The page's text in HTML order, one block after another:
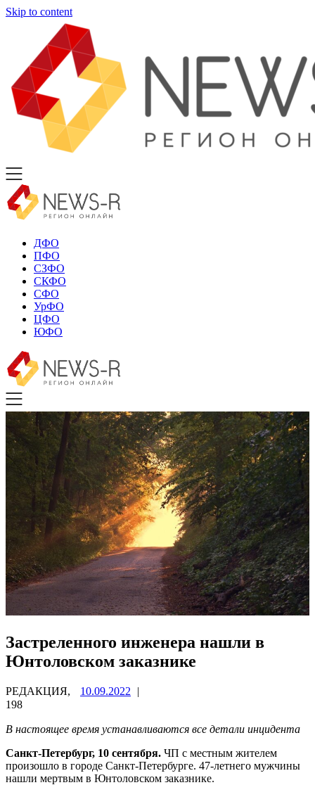
Skip to content
ДФО
ПФО
СЗФО
СКФО
СФО
УрФО
ЦФО
ЮФО
Застреленного инженера нашли в
Юнтоловском заказнике
РЕДАКЦИЯ, 10.09.2022
|
198
В настоящее время устанавливаются все детали инцидента
Санкт-Петербург, 10 сентября. ЧП с местным жителем
произошло в городе Санкт-Петербурге. 47-летнего мужчины
нашли мертвым в Юнтоловском заказнике.